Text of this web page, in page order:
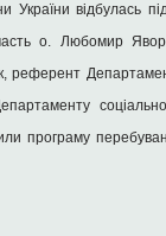
України відбулась
о. Любомир
референт
програму